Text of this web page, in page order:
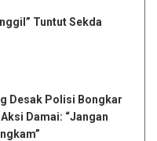
Tuntut Sekda
Desak Polisi Bongkar
Damai: “Jangan